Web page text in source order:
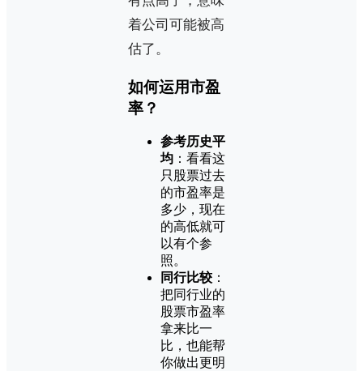
着公司可能被高
估了。
如何运用市盈
率？
参考历史平
均 ：看看这
只股票过去
的市盈率是
多少，现在
的高低就可
以有个参
照。
同行比较 ：
把同行业的
股票市盈率
拿来比一
比，也能帮
你做出更明